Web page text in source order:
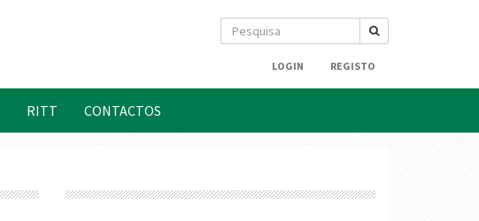
LOGIN REGISTO
RITT CONTACTOS